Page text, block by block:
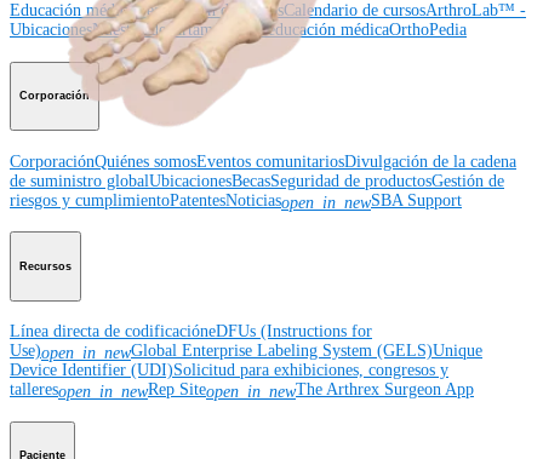
Educación médicaDescripción de cursosCalendario de cursosArthroLab™ -
UbicacionesNuestro departamento de educación médicaOrthoPedia
Corporación
CorporaciónQuiénes somosEventos comunitariosDivulgación de la cadena
de suministro globalUbicacionesBecasSeguridad de productosGestión de
riesgos y cumplimientoPatentesNoticiasopen_in_newSBA Support
Recursos
Línea directa de codificacióneDFUs (Instructions for
Use)open_in_newGlobal Enterprise Labeling System (GELS)Unique
Device Identifier (UDI)Solicitud para exhibiciones, congresos y
talleresopen_in_newRep Siteopen_in_newThe Arthrex Surgeon App
Paciente